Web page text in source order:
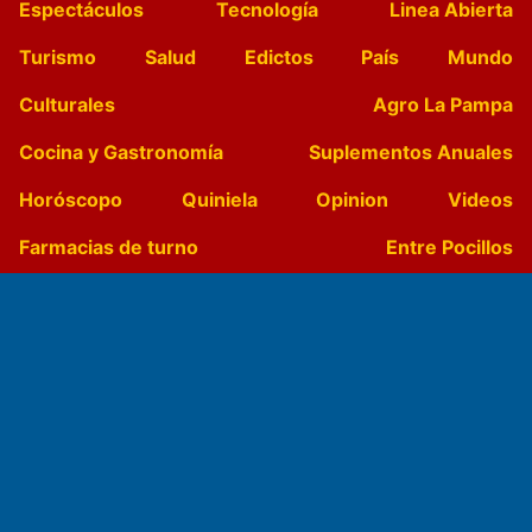
Espectáculos
Tecnología
Linea Abierta
Turismo
Salud Edictos País
Mundo
Culturales
Agro La Pampa
Cocina y Gastronomía
Suplementos Anuales
Horóscopo
Quiniela Opinion
Videos
Farmacias de turno
Entre Pocillos